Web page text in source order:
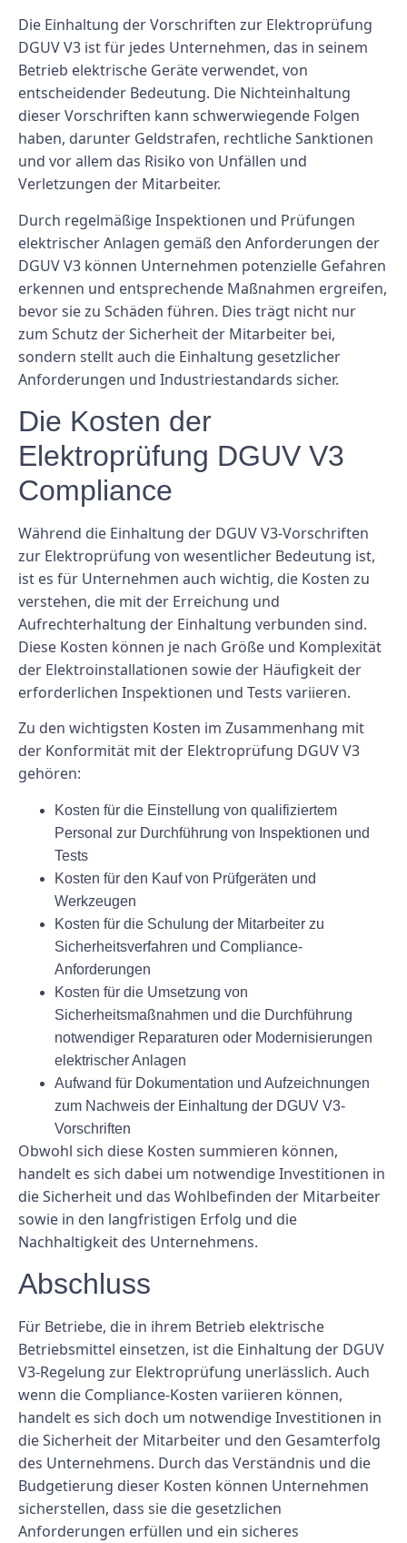
Die Einhaltung der Vorschriften zur Elektroprüfung
DGUV V3 ist für jedes Unternehmen, das in seinem
Betrieb elektrische Geräte verwendet, von
entscheidender Bedeutung. Die Nichteinhaltung
dieser Vorschriften kann schwerwiegende Folgen
haben, darunter Geldstrafen, rechtliche Sanktionen
und vor allem das Risiko von Unfällen und
Verletzungen der Mitarbeiter.
Durch regelmäßige Inspektionen und Prüfungen
elektrischer Anlagen gemäß den Anforderungen der
DGUV V3 können Unternehmen potenzielle Gefahren
erkennen und entsprechende Maßnahmen ergreifen,
bevor sie zu Schäden führen. Dies trägt nicht nur
zum Schutz der Sicherheit der Mitarbeiter bei,
sondern stellt auch die Einhaltung gesetzlicher
Anforderungen und Industriestandards sicher.
Die Kosten der
Elektroprüfung DGUV V3
Compliance
Während die Einhaltung der DGUV V3-Vorschriften
zur Elektroprüfung von wesentlicher Bedeutung ist,
ist es für Unternehmen auch wichtig, die Kosten zu
verstehen, die mit der Erreichung und
Aufrechterhaltung der Einhaltung verbunden sind.
Diese Kosten können je nach Größe und Komplexität
der Elektroinstallationen sowie der Häufigkeit der
erforderlichen Inspektionen und Tests variieren.
Zu den wichtigsten Kosten im Zusammenhang mit
der Konformität mit der Elektroprüfung DGUV V3
gehören:
Kosten für die Einstellung von qualifiziertem
Personal zur Durchführung von Inspektionen und
Tests
Kosten für den Kauf von Prüfgeräten und
Werkzeugen
Kosten für die Schulung der Mitarbeiter zu
Sicherheitsverfahren und Compliance-
Anforderungen
Kosten für die Umsetzung von
Sicherheitsmaßnahmen und die Durchführung
notwendiger Reparaturen oder Modernisierungen
elektrischer Anlagen
Aufwand für Dokumentation und Aufzeichnungen
zum Nachweis der Einhaltung der DGUV V3-
Vorschriften
Obwohl sich diese Kosten summieren können,
handelt es sich dabei um notwendige Investitionen in
die Sicherheit und das Wohlbefinden der Mitarbeiter
sowie in den langfristigen Erfolg und die
Nachhaltigkeit des Unternehmens.
Abschluss
Für Betriebe, die in ihrem Betrieb elektrische
Betriebsmittel einsetzen, ist die Einhaltung der DGUV
V3-Regelung zur Elektroprüfung unerlässlich. Auch
wenn die Compliance-Kosten variieren können,
handelt es sich doch um notwendige Investitionen in
die Sicherheit der Mitarbeiter und den Gesamterfolg
des Unternehmens. Durch das Verständnis und die
Budgetierung dieser Kosten können Unternehmen
sicherstellen, dass sie die gesetzlichen
Anforderungen erfüllen und ein sicheres